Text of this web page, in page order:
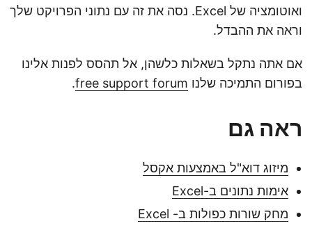
ואוטומציה של Excel. נסה את זה עם נתוני הפרויקט שלך
וראה את ההבדל.
אם אתה נתקל בשאלות כלשהן, אל תהסס לפנות אלינו
בפורום התמיכה שלנו free support forum
.
ראה גם
מיזוג דוא"ל באמצעות אקסל
אימות נתונים ב-Excel
מחק שורות כפולות ב- Excel